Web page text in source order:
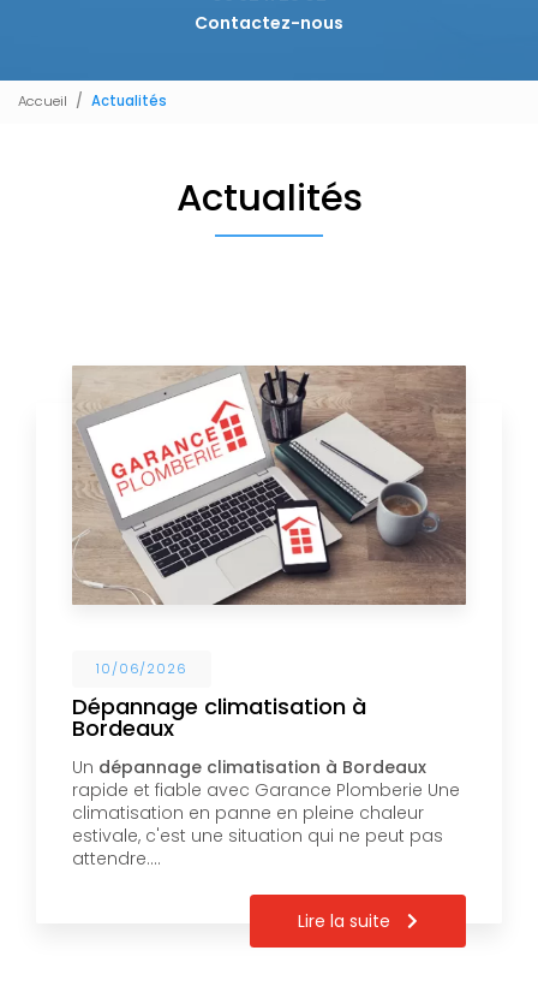
Contactez-nous
Accueil Actualités
Actualités
10/06/2026
Dépannage climatisation à
Bordeaux
Un dépannage climatisation à Bordeaux
rapide et fiable avec Garance Plomberie Une
climatisation en panne en pleine chaleur
estivale, c'est une situation qui ne peut pas
attendre.…
Lire la suite